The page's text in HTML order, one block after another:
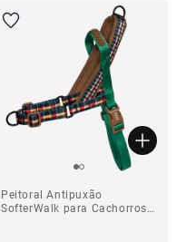
Peitoral Antipuxão
SofterWalk para Cachorros